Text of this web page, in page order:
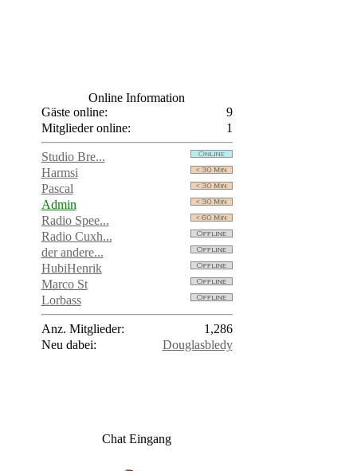
Online Information
Gäste online:
9
Mitglieder online:
1
Studio Bre...
Harmsi
Pascal
Admin
Radio Spee...
Radio Cuxh...
der andere...
HubiHenrik
Marco St
Lorbass
Anz. Mitglieder:
1,286
Neu dabei:
Douglasbledy
Chat Eingang